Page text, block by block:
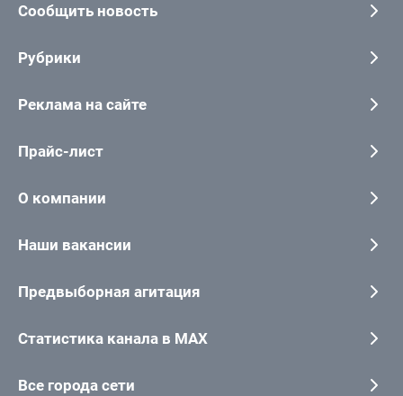
Сообщить новость
Рубрики
Реклама на сайте
Прайс-лист
О компании
Наши вакансии
Предвыборная агитация
Статистика канала в MAX
Все города сети